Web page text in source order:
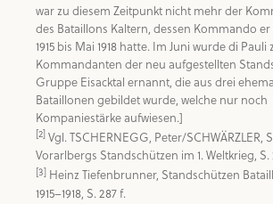
war zu diesem Zeitpunkt nicht mehr der
des Bataillons Kaltern, dessen Kommando
1915 bis Mai 1918 hatte. Im Juni wurde di Pauli
Kommandanten der neu aufgestellten
Gruppe Eisacktal ernannt, die aus drei
Bataillonen gebildet wurde, welche nur noch
[2] Vgl. TSCHERNEGG, Peter/SCHWÄRZLER,
[3] Heinz Tiefenbrunner, Standschützen
1915–1918, S. 287 f.